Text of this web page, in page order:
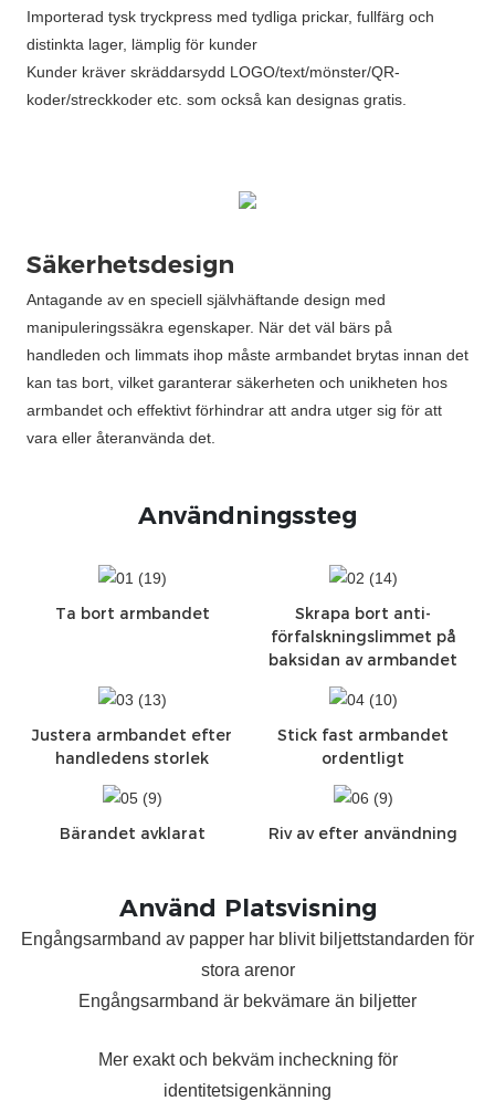
Importerad tysk tryckpress med tydliga prickar, fullfärg och
distinkta lager, lämplig för kunder
Kunder kräver skräddarsydd LOGO/text/mönster/QR-
koder/streckkoder etc. som också kan designas gratis.
Antagande av en speciell självhäftande design med
manipuleringssäkra egenskaper. När det väl bärs på
handleden och limmats ihop måste armbandet brytas innan det
kan tas bort, vilket garanterar säkerheten och unikheten hos
armbandet och effektivt förhindrar att andra utger sig för att
vara eller återanvända det.
Användningssteg
Ta bort armbandet
Skrapa bort anti-
förfalskningslimmet på
baksidan av armbandet
Justera armbandet efter
handledens storlek
Stick fast armbandet
ordentligt
Bärandet avklarat Riv av efter användning
Använd Platsvisning
Engångsarmband av papper har blivit biljettstandarden för
stora arenor
Engångsarmband är bekvämare än biljetter
Mer exakt och bekväm incheckning för
identitetsigenkänning